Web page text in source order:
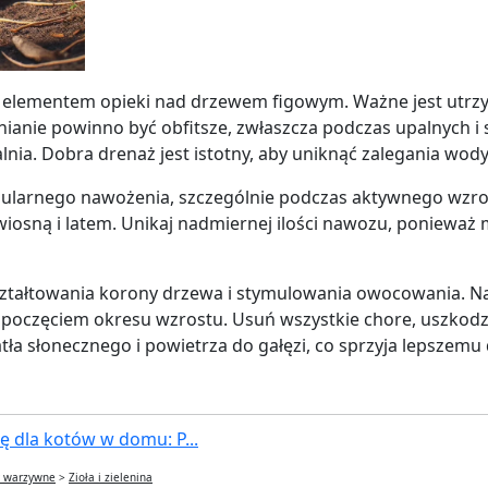
opieki nad drzewem figowym. Ważne jest
powinno być obfitsze, zwłaszcza podczas upalnych
Dobra drenaż jest istotny, aby uniknąć zalegania
nawożenia, szczególnie podczas aktywnego
i latem. Unikaj nadmiernej ilości nawozu, ponieważ
korony drzewa i stymulowania owocowania.
okresu wzrostu. Usuń wszystkie chore,
słonecznego i powietrza do gałęzi, co sprzyja
dla kotów w domu: P...
warzywne > Zioła i zielenina